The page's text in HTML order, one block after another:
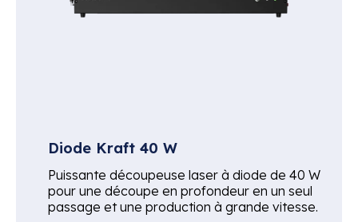
Diode Kraft 40 W
Puissante découpeuse laser à diode de 40 W
pour une découpe en profondeur en un seul
passage et une production à grande vitesse.